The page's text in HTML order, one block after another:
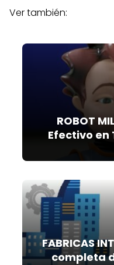
Ver también:
ROBOT
Efectivo
FABRICAS
completa